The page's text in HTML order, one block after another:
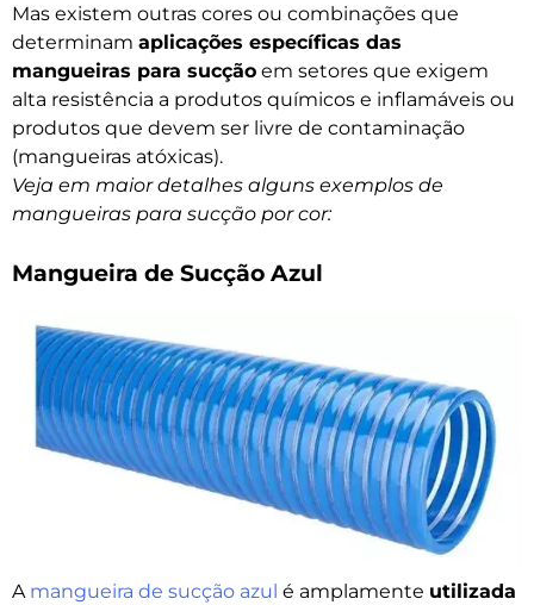
Mas existem outras cores ou combinações que
determinam aplicações específicas das
mangueiras para sucção em setores que exigem
alta resistência a produtos químicos e inflamáveis ou
produtos que devem ser livre de contaminação
(mangueiras atóxicas).
Veja em maior detalhes alguns exemplos de
mangueiras para sucção por cor:
Mangueira de Sucção Azul
A mangueira de sucção azul é amplamente utilizada